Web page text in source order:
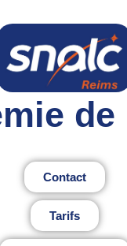
de
Contact
Tarifs